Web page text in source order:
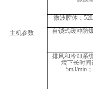
主机参数
微波腔体：
自锁式缓冲防
排风和冷却系
境下长时
5m3/min